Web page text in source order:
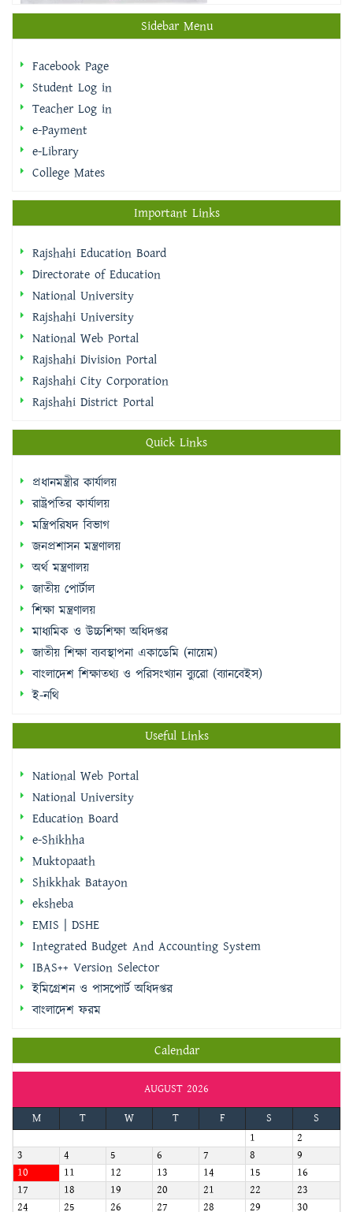
Sidebar Menu
Facebook Page
Student Log in
Teacher Log in
e-Payment
e-Library
College Mates
Important Links
Rajshahi Education Board
Directorate of Education
National University
Rajshahi University
National Web Portal
Rajshahi Division Portal
Rajshahi City Corporation
Rajshahi District Portal
Quick Links
প্রধানমন্ত্রীর কার্যালয়
রাষ্ট্রপতির কার্যালয়
মন্ত্রিপরিষদ বিভাগ
জনপ্রশাসন মন্ত্রণালয়
অর্থ মন্ত্রণালয়
জাতীয় পোর্টাল
শিক্ষা মন্ত্রণালয়
মাধ্যমিক ও উচ্চশিক্ষা অধিদপ্তর
জাতীয় শিক্ষা ব্যবস্থাপনা একাডেমি (নায়েম)
বাংলাদেশ শিক্ষাতথ্য ও পরিসংখ্যান ব্যুরো (ব্যানবেইস)
ই-নথি
Useful Links
National Web Portal
National University
Education Board
e-Shikhha
Muktopaath
Shikkhak Batayon
eksheba
EMIS | DSHE
Integrated Budget And Accounting System
IBAS++ Version Selector
ইমিগ্রেশন ও পাসপোর্ট অধিদপ্তর
বাংলাদেশ ফরম
Calendar
AUGUST 2026
M
T W T F S
S
1
2
3
4 5 6 7 8
9
10
11 12 13 14 15
16
17
18 19 20 21 22
23
24
25 26 27 28 29 30